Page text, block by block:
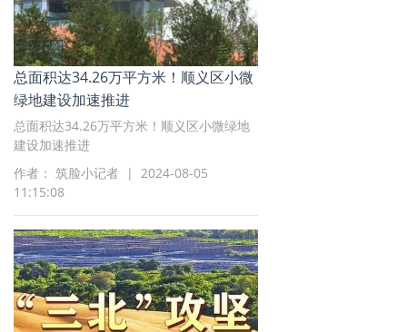
总面积达34.26万平方米！顺义区小微
绿地建设加速推进
总面积达34.26万平方米！顺义区小微绿地
建设加速推进
作者： 筑脸小记者 | 2024-08-05
11:15:08